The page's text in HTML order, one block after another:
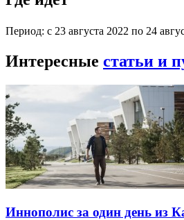
Период: с 23 августа 2022 по 24
Интересные статьи и
Иннополис за один день из